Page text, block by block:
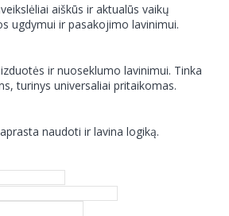
aiškūs ir aktualūs vaikų
ugdymui ir pasakojimo lavinimui.
ir nuoseklumo lavinimui. Tinka
turinys universaliai pritaikomas.
naudoti ir lavina logiką.